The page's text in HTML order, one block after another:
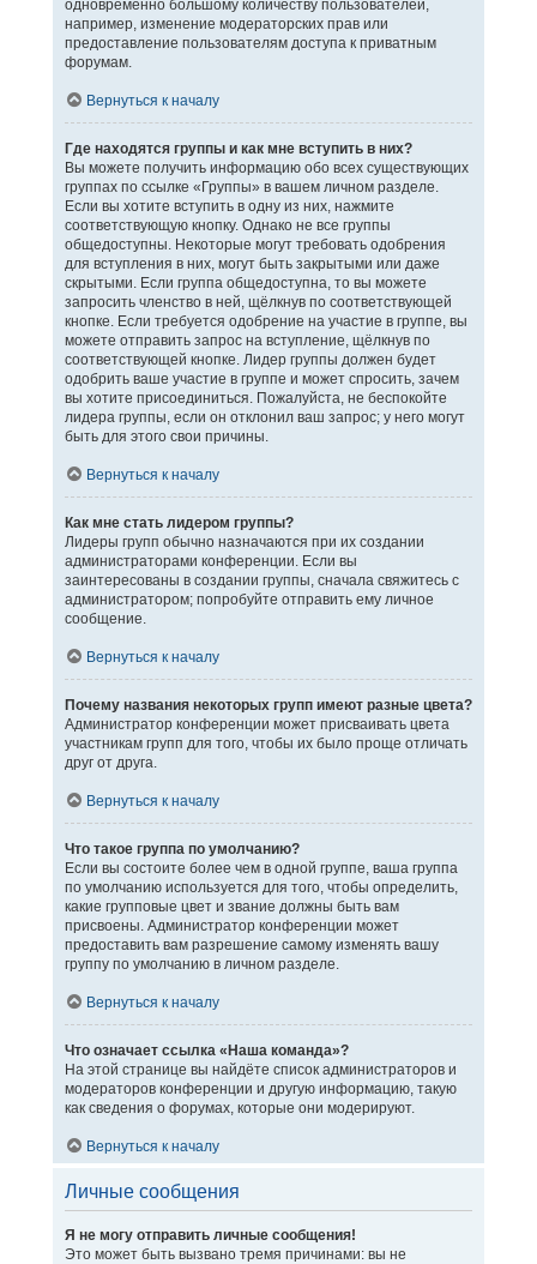
одновременно большому количеству пользователей,
например, изменение модераторских прав или
предоставление пользователям доступа к приватным
форумам.
Вернуться к началу
Где находятся группы и как мне вступить в них?
Вы можете получить информацию обо всех существующих
группах по ссылке «Группы» в вашем личном разделе.
Если вы хотите вступить в одну из них, нажмите
соответствующую кнопку. Однако не все группы
общедоступны. Некоторые могут требовать одобрения
для вступления в них, могут быть закрытыми или даже
скрытыми. Если группа общедоступна, то вы можете
запросить членство в ней, щёлкнув по соответствующей
кнопке. Если требуется одобрение на участие в группе, вы
можете отправить запрос на вступление, щёлкнув по
соответствующей кнопке. Лидер группы должен будет
одобрить ваше участие в группе и может спросить, зачем
вы хотите присоединиться. Пожалуйста, не беспокойте
лидера группы, если он отклонил ваш запрос; у него могут
быть для этого свои причины.
Вернуться к началу
Как мне стать лидером группы?
Лидеры групп обычно назначаются при их создании
администраторами конференции. Если вы
заинтересованы в создании группы, сначала свяжитесь с
администратором; попробуйте отправить ему личное
сообщение.
Вернуться к началу
Почему названия некоторых групп имеют разные цвета?
Администратор конференции может присваивать цвета
участникам групп для того, чтобы их было проще отличать
друг от друга.
Вернуться к началу
Что такое группа по умолчанию?
Если вы состоите более чем в одной группе, ваша группа
по умолчанию используется для того, чтобы определить,
какие групповые цвет и звание должны быть вам
присвоены. Администратор конференции может
предоставить вам разрешение самому изменять вашу
группу по умолчанию в личном разделе.
Вернуться к началу
Что означает ссылка «Наша команда»?
На этой странице вы найдёте список администраторов и
модераторов конференции и другую информацию, такую
как сведения о форумах, которые они модерируют.
Вернуться к началу
Личные сообщения
Я не могу отправить личные сообщения!
Это может быть вызвано тремя причинами: вы не